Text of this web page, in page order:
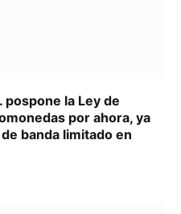
pospone la Ley de
por ahora, ya
banda limitado en